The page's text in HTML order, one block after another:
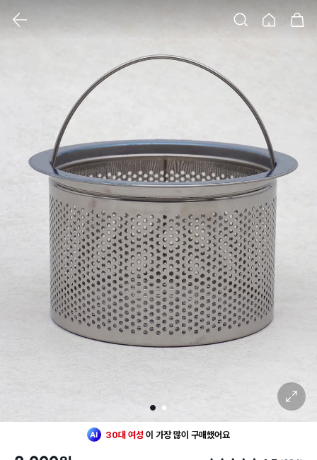
1 2
확대 보기
최근 한달211명이구매했어요